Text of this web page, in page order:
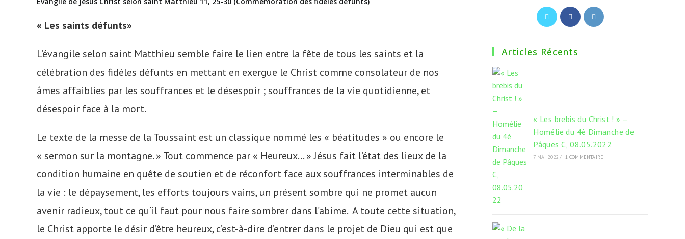
« Les saints défunts»
L’évangile selon saint Matthieu semble faire le lien entre la fête de tous les saints et la
célébration des fidèles défunts en mettant en exergue le Christ comme consolateur de nos
âmes affaiblies par les souffrances et le désespoir ; souffrances de la vie quotidienne, et
désespoir face à la mort.
Le texte de la messe de la Toussaint est un classique nommé les « béatitudes » ou encore le
« sermon sur la montagne. » Tout commence par « Heureux… » Jésus fait l’état des lieux de la
condition humaine en quête de soutien et de réconfort face aux souffrances interminables de
la vie : le dépaysement, les efforts toujours vains, un présent sombre qui ne promet aucun
avenir radieux, tout ce qu’il faut pour nous faire sombrer dans l’abime. A toute cette situation,
le Christ apporte le désir d’être heureux, c’est-à-dire d’entrer dans le projet de Dieu qui est que
S’ouvre
dans
nouvel
S’ouvre
dans
S’ouvre
Articles Récents
« Les brebis du Christ ! » –
Homélie du 4è Dimanche de
Pâques C, 08.05.2022
7 MAI 2022 / 1 COMMENTAIRE